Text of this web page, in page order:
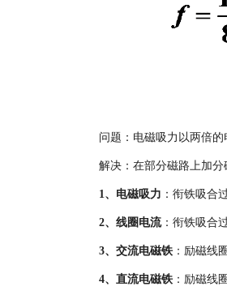
问题：电磁吸力以两倍的
解决：在部分磁路上加分
1、电磁吸力 ：衔铁吸合
2、线圈电流：衔铁吸合
3、交流电磁铁 ：励磁线
4、直流电磁铁 ：励磁线